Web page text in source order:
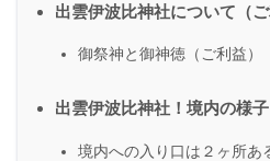
出雲伊波比神社について（ご
御祭神と御神徳（ご利益）
出雲伊波比神社！境内の様子
境内への入り口は２ヶ所あ